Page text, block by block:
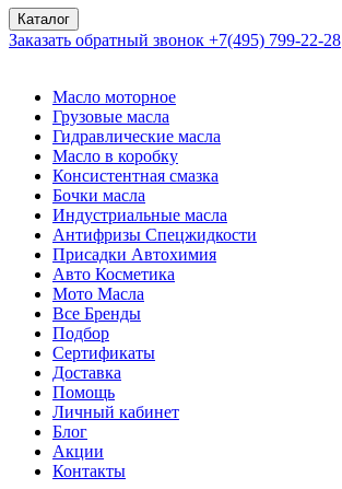
Каталог
Заказать обратный звонок +7(495) 799-22-28
Масло моторное
Грузовые масла
Гидравлические масла
Масло в коробку
Консистентная смазка
Бочки масла
Индустриальные масла
Антифризы Спецжидкости
Присадки Автохимия
Авто Косметика
Мото Масла
Все Бренды
Подбор
Сертификаты
Доставка
Помощь
Личный кабинет
Блог
Акции
Контакты